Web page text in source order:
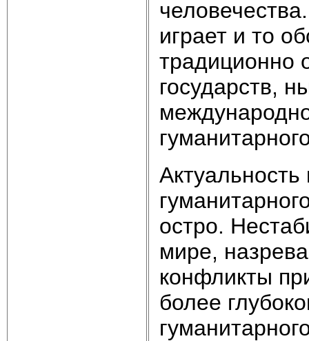
играет и то
традиционно
государств,
остро.
мире,
конфликты
более